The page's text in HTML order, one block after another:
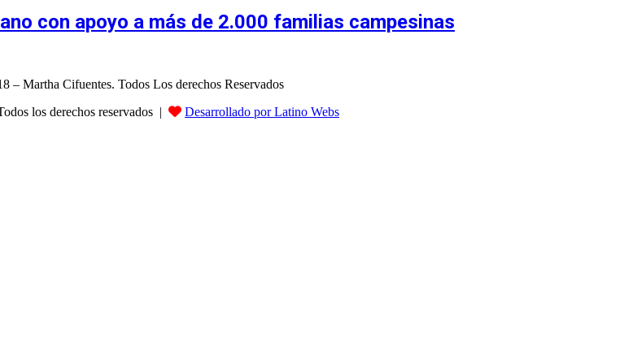
con apoyo a más de 2.000 familias campesinas
– Martha Cifuentes. Todos Los derechos Reservados
los derechos reservados |
Desarrollado por Latino Webs